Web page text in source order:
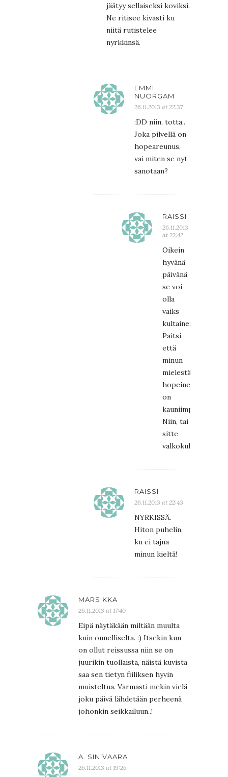
jäätyy sellaiseksi koviksi.
Ne ritisee kivasti ku
niitä rutistelee
nyrkkinsä.
EMMI
NUORGAM
26.11.2013 at 22:37
:DD niin, totta..
Joka pilvellä on
hopeareunus,
vai miten se nyt
sanotaan?
RAISSI
26.11.2013
at 22:42
Oikein
hyvänä
päivänä
se voi
olla
vaiks
kultainen.
Paitsi,
että
minun
mielestä
hopeinen
on
kauniimpi.
Niin, tai
sitte
valkokultainen.
RAISSI
26.11.2013 at 22:43
NYRKISSÄ.
Hiton puhelin,
ku ei tajua
minun kieltä!
MARSIKKA
26.11.2013 at 17:40
Eipä näytäkään miltään muulta
kuin onnelliselta. :) Itsekin kun
on ollut reissussa niin se on
juurikin tuollaista, näistä kuvista
saa sen tietyn fiiliksen hyvin
muisteltua. Varmasti mekin vielä
joku päivä lähdetään perheenä
johonkin seikkailuun..!
A. SINIVAARA
26.11.2013 at 19:26